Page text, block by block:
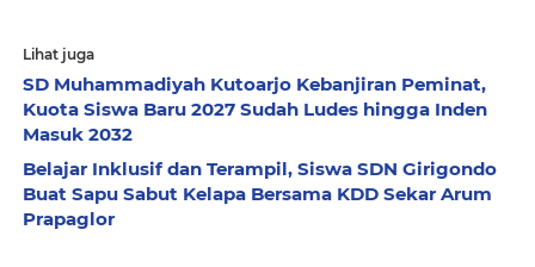
Lihat juga
SD Muhammadiyah Kutoarjo Kebanjiran Peminat,
Kuota Siswa Baru 2027 Sudah Ludes hingga Inden
Masuk 2032
Belajar Inklusif dan Terampil, Siswa SDN Girigondo
Buat Sapu Sabut Kelapa Bersama KDD Sekar Arum
Prapaglor